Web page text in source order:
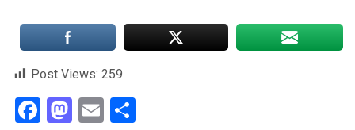
Post Views: 259
Facebook
Mastodon
Email